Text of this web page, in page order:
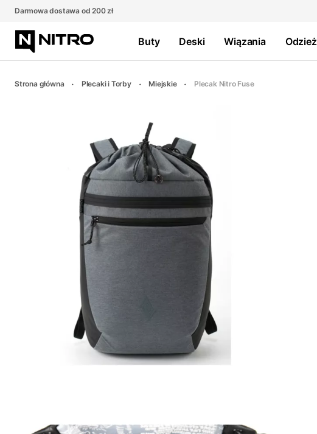
Darmowa dostawa od 200 zł
Buty Deski Wiązania Odzież
Strona główna Plecaki i Torby Miejskie Plecak Nitro Fuse